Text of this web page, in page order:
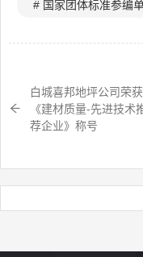
# 国家团体标准参编
白城喜邦地坪公司荣获
《建材质量-先进技术
荐企业》称号